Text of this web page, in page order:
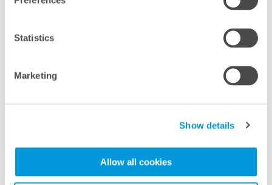
Statistics
Marketing
Show details
Allow all cookies
por tanto, los empleados podían encender las